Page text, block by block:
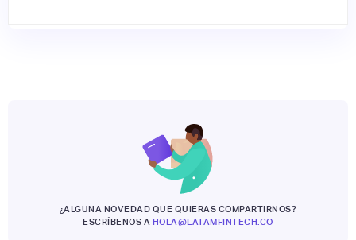
¿ALGUNA NOVEDAD QUE QUIERAS COMPARTIRNOS?
ESCRÍBENOS A HOLA@LATAMFINTECH.CO